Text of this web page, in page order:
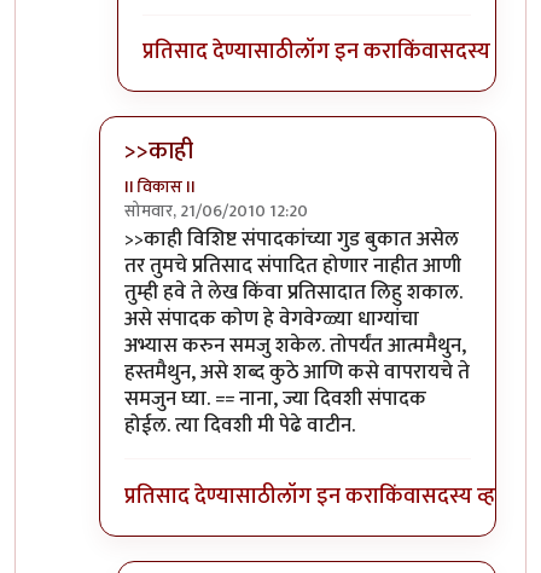
प्रतिसाद देण्यासाठीलॉग इन कराकिंवासदस्य व्हा
>>काही
II विकास II
सोमवार, 21/06/2010 12:20
In reply toआणि बिचाराbyअवलिया
>>काही विशिष्ट संपादकांच्या गुड बुकात असेल
तर तुमचे प्रतिसाद संपादित होणार नाहीत आणी
तुम्ही हवे ते लेख किंवा प्रतिसादात लिहु शकाल.
असे संपादक कोण हे वेगवेग्ळ्या धाग्यांचा
अभ्यास करुन समजु शकेल. तोपर्यंत आत्ममैथुन,
हस्तमैथुन, असे शब्द कुठे आणि कसे वापरायचे ते
समजुन घ्या. == नाना, ज्या दिवशी संपादक
होईल. त्या दिवशी मी पेढे वाटीन.
प्रतिसाद देण्यासाठीलॉग इन कराकिंवासदस्य व्हा